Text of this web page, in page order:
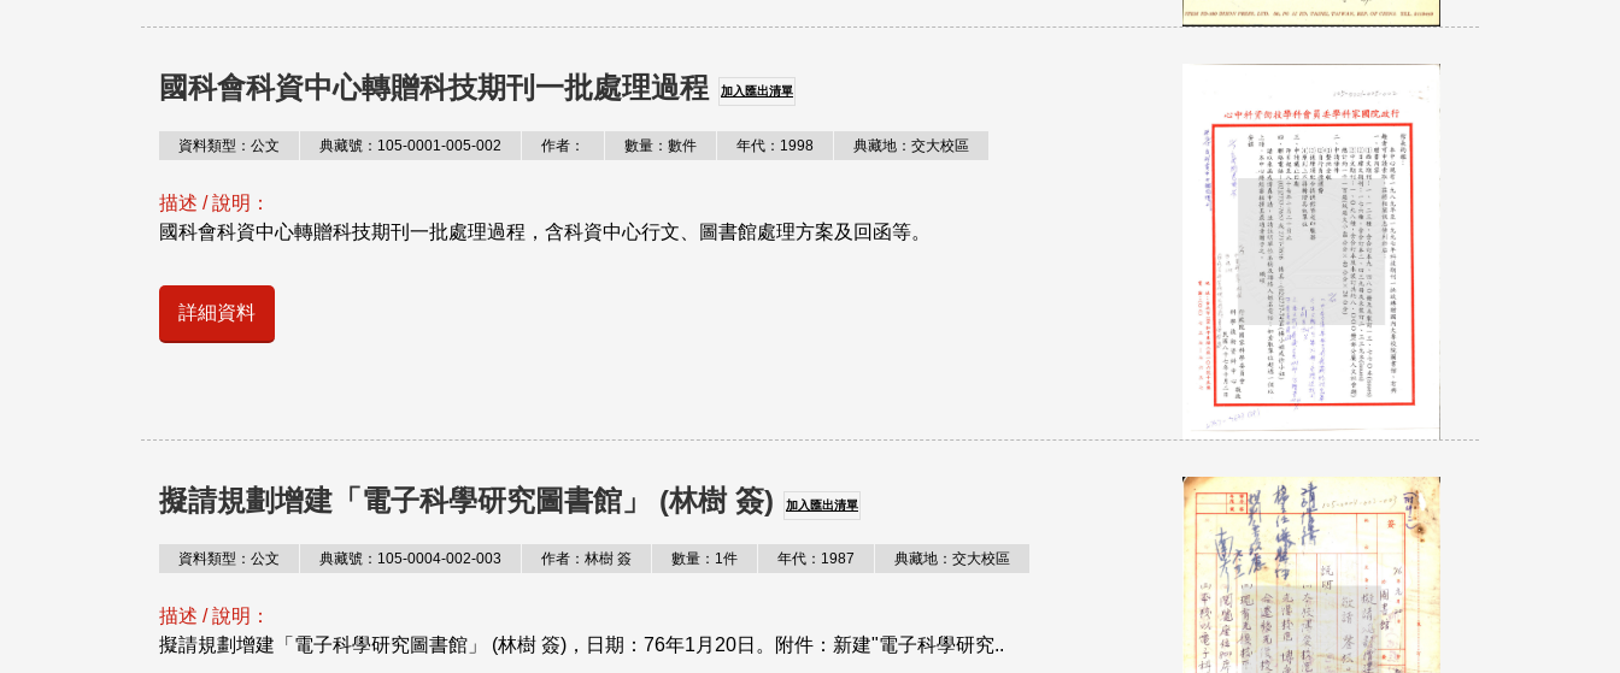
國科會科資中心轉贈科技期刊一批處理過程 加入匯出清單
資料類型：公文 典藏號：105-0001-005-002 作者： 數量：數件 年代：1998 典藏地：交大校區
描述 / 說明：
國科會科資中心轉贈科技期刊一批處理過程，含科資中心行文、圖書館處理方案及回函等。
詳細資料
擬請規劃增建「電子科學研究圖書館」 (林樹 簽) 加入匯出清單
資料類型：公文 典藏號：105-0004-002-003 作者：林樹 簽 數量：1件 年代：1987 典藏地：交大校區
描述 / 說明：
擬請規劃增建「電子科學研究圖書館」 (林樹 簽)，日期：76年1月20日。附件：新建"電子科學研究..